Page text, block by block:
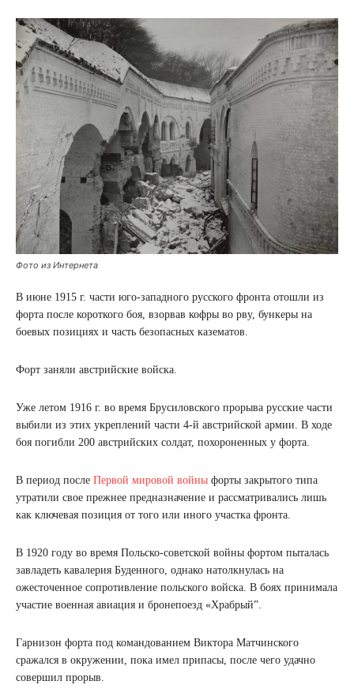
Фото из Интернета
В июне 1915 г. части юго-западного русского фронта отошли из
форта после короткого боя, взорвав кофры во рву, бункеры на
боевых позициях и часть безопасных казематов.
Форт заняли австрийские войска.
Уже летом 1916 г. во время Брусиловского прорыва русские части
выбили из этих укреплений части 4-й австрийской армии. В ходе
боя погибли 200 австрийских солдат, похороненных у форта.
В период после Первой мировой войны форты закрытого типа
утратили свое прежнее предназначение и рассматривались лишь
как ключевая позиция от того или иного участка фронта.
В 1920 году во время Польско-советской войны фортом пыталась
завладеть кавалерия Буденного, однако натолкнулась на
ожесточенное сопротивление польского войска. В боях принимала
участие военная авиация и бронепоезд «Храбрый”.
Гарнизон форта под командованием Виктора Матчинского
сражался в окружении, пока имел припасы, после чего удачно
совершил прорыв.